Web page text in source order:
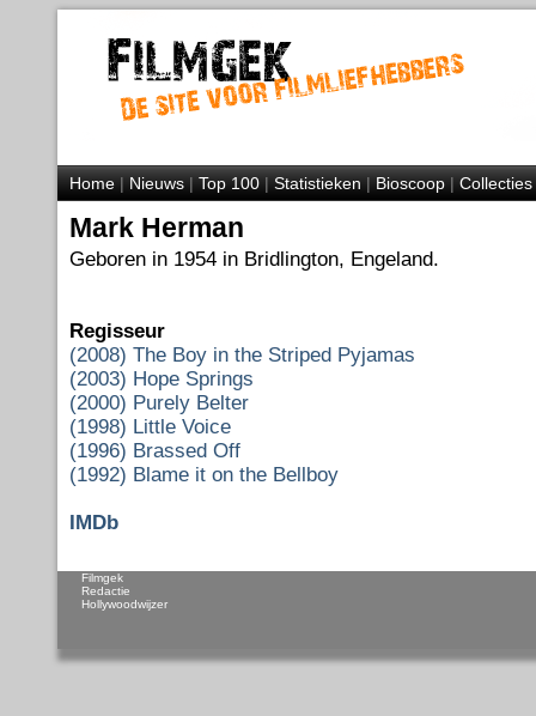
Home|Nieuws|Top 100|Statistieken|Bioscoop|Collecties
Mark Herman
Geboren in 1954 in Bridlington, Engeland.
Regisseur
(2008) The Boy in the Striped Pyjamas
(2003) Hope Springs
(2000) Purely Belter
(1998) Little Voice
(1996) Brassed Off
(1992) Blame it on the Bellboy
IMDb
Filmgek
Redactie
Hollywoodwijzer